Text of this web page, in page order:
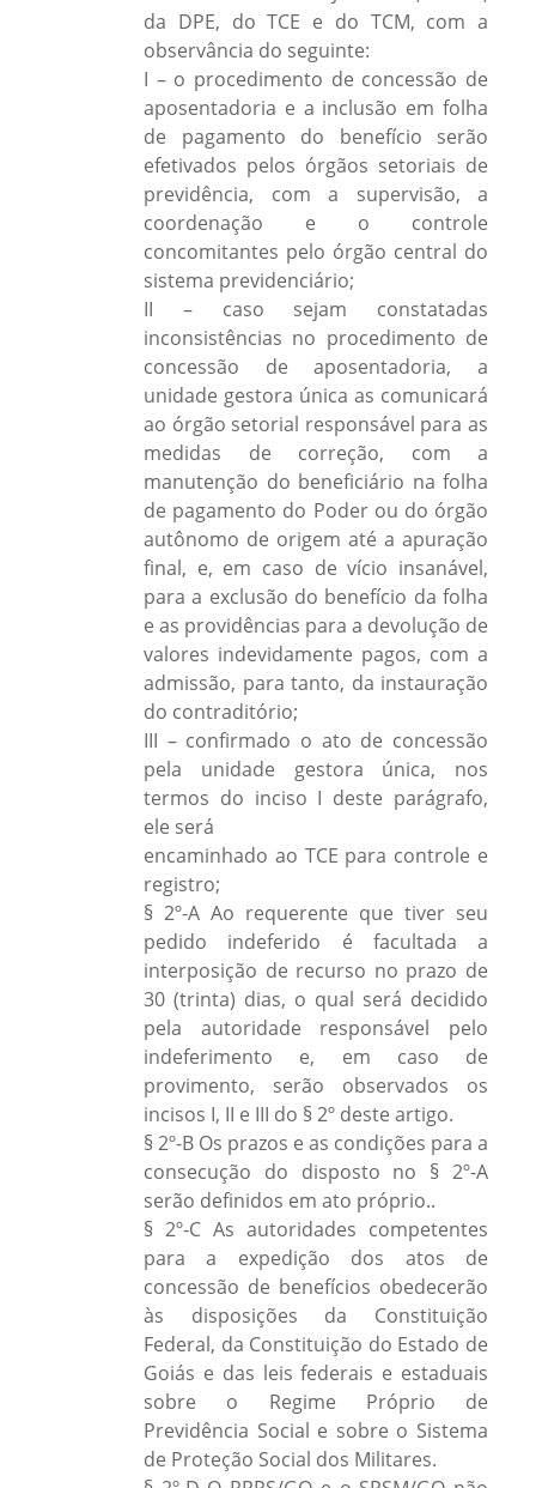
da DPE, do TCE e do TCM, com a
observância do seguinte:
I – o procedimento de concessão de
aposentadoria e a inclusão em folha
de pagamento do benefício serão
efetivados pelos órgãos setoriais de
previdência, com a supervisão, a
coordenação e o controle
concomitantes pelo órgão central do
sistema previdenciário;
II – caso sejam constatadas
inconsistências no procedimento de
concessão de aposentadoria, a
unidade gestora única as comunicará
ao órgão setorial responsável para as
medidas de correção, com a
manutenção do beneficiário na folha
de pagamento do Poder ou do órgão
autônomo de origem até a apuração
final, e, em caso de vício insanável,
para a exclusão do benefício da folha
e as providências para a devolução de
valores indevidamente pagos, com a
admissão, para tanto, da instauração
do contraditório;
III – confirmado o ato de concessão
pela unidade gestora única, nos
termos do inciso I deste parágrafo,
ele será
encaminhado ao TCE para controle e
registro;
§ 2º-A Ao requerente que tiver seu
pedido indeferido é facultada a
interposição de recurso no prazo de
30 (trinta) dias, o qual será decidido
pela autoridade responsável pelo
indeferimento e, em caso de
provimento, serão observados os
incisos I, II e III do § 2º deste artigo.
§ 2º-B Os prazos e as condições para a
consecução do disposto no § 2º-A
serão definidos em ato próprio..
§ 2º-C As autoridades competentes
para a expedição dos atos de
concessão de benefícios obedecerão
às disposições da Constituição
Federal, da Constituição do Estado de
Goiás e das leis federais e estaduais
sobre o Regime Próprio de
Previdência Social e sobre o Sistema
de Proteção Social dos Militares.